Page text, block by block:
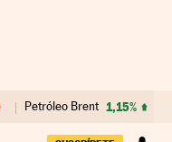
Petróleo Brent 1,15%